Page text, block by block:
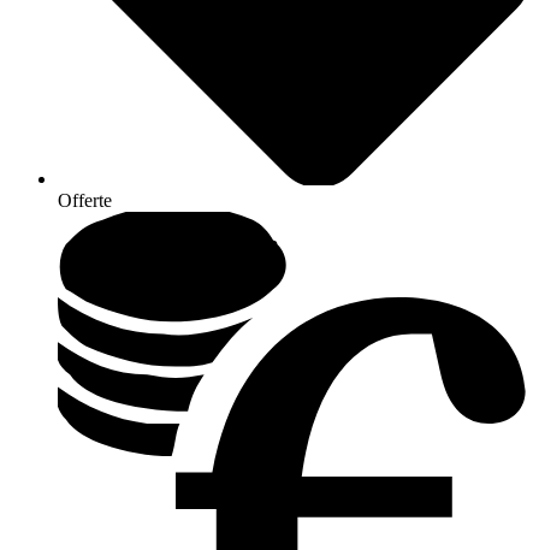
Offerte